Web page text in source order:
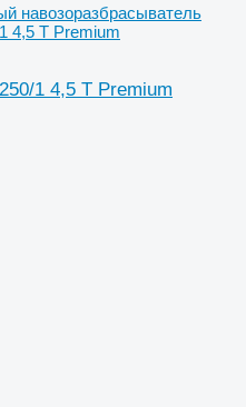
навозоразбрасыватель
4,5 T Premium
1 4,5 T Premium